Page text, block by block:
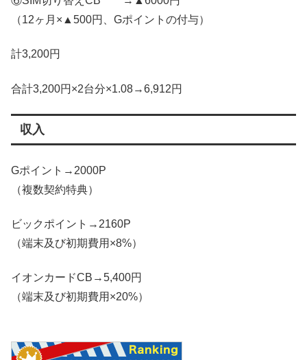
（12ヶ月×▲500円、Gポイントの付与）
計3,200円
合計3,200円×2台分×1.08→6,912円
収入
Gポイント→2000P
（複数契約特典）
ビックポイント→2160P
（端末及び初期費用×8%）
イオンカードCB→5,400円
（端末及び初期費用×20%）